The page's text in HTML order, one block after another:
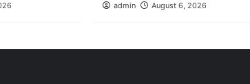
admin August 6, 2026